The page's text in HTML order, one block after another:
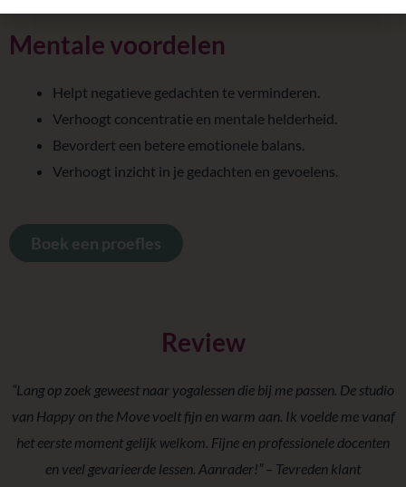
Mentale voordelen
Helpt negatieve gedachten te verminderen.
Verhoogt concentratie en mentale helderheid.
Bevordert een betere emotionele balans.
Verhoogt inzicht in je gedachten en gevoelens.
Boek een proefles
Review
“Lang op zoek geweest naar yogalessen die bij me passen. De studio
van Happy on the Move voelt fijn en warm aan. Ik voelde me vanaf
het eerste moment gelijk welkom. Fijne en professionele docenten
en veel gevarieerde lessen. Aanrader!” – Tevreden klant